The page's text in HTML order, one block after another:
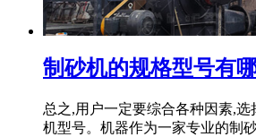
制砂机的规格型号有
总之,用户一定要综合各种因素,
机型号。机器作为一家专业的制